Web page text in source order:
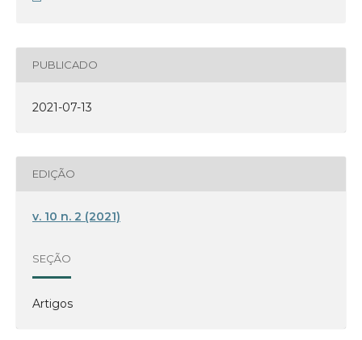
PUBLICADO
2021-07-13
EDIÇÃO
v. 10 n. 2 (2021)
SEÇÃO
Artigos